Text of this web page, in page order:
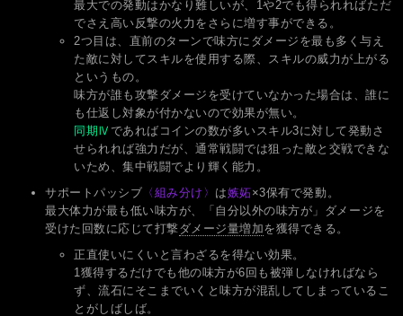
最大での発動はかなり難しいが、1や2でも得られればただ
でさえ高い反撃の火力をさらに増す事ができる。
2つ目は、直前のターンで味方にダメージを最も多く与え
た敵に対してスキルを使用する際、スキルの威力が上がる
というもの。
味方が誰も攻撃ダメージを受けていなかった場合は、誰に
も仕返し対象が付かないので効果が無い。
同期Ⅳ であればコインの数が多いスキル3に対して発動さ
せられれば強力だが、通常戦闘では狙った敵と交戦できな
いため、集中戦闘でより輝く能力。
サポートパッシブ 〈組み分け〉 は嫉妬×3保有で発動。
最大体力が最も低い味方が、「自分以外の味方が」ダメージを
受けた回数に応じて打撃ダメージ量増加を獲得できる。
正直使いにくいと言わざるを得ない効果。
1獲得するだけでも他の味方が6回も被弾しなければなら
ず、流石にそこまでいくと味方が混乱してしまっているこ
とがしばしば。